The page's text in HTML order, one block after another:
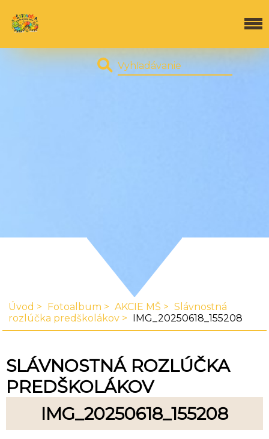
Úvod Fotoalbum AKCIE MŠ
Slávnostná
rozlúčka predškolákov
IMG_20250618_155208
SLÁVNOSTNÁ ROZLÚČKA
PREDŠKOLÁKOV
IMG_20250618_155208